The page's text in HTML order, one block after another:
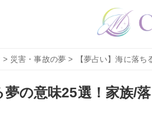
> 災害・事故の夢 > 【夢占い】海に落ち
夢の意味25選！家族/